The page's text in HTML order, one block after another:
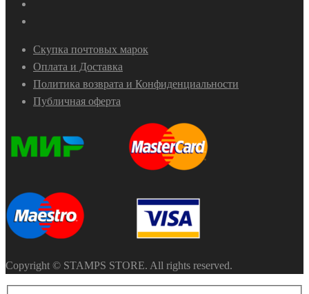
Скупка почтовых марок
Оплата и Доставка
Политика возврата и Конфиденциальности
Публичная оферта
Copyright © STAMPS STORE. All rights reserved.